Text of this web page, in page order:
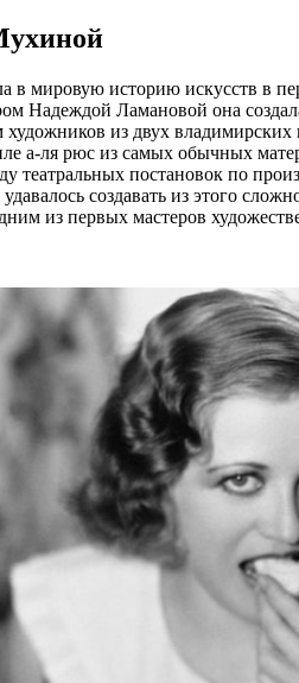
мировую историю искусств в
Надеждой Ламановой она
художников из двух
а-ля рюс из самых обычных
театральных постановок по
создавать из этого
из первых мастеров